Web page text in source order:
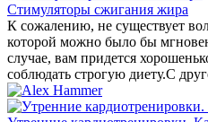
Стимуляторы сжигания жира
К сожалению, не существует
которой можно было бы
случае, вам придется
соблюдать строгую диету.С